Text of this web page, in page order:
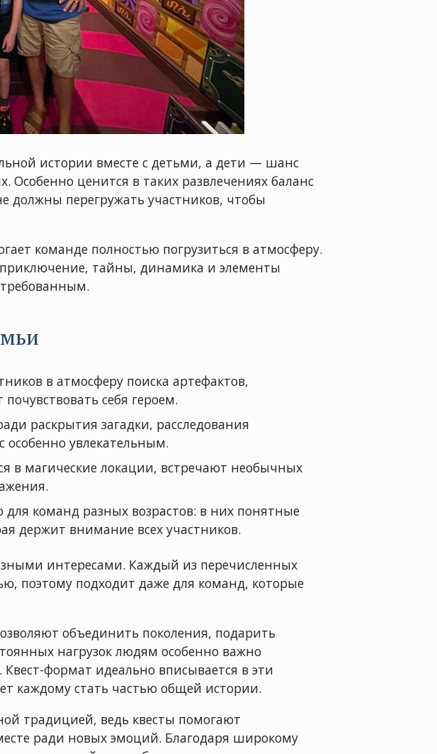
истории вместе с детьми, а дети — шанс
Особенно ценится в таких развлечениях баланс
перегружать участников, чтобы
команде полностью погрузиться в атмосферу.
тайны, динамика и элементы
в атмосферу поиска артефактов,
себя героем.
раскрытия загадки, расследования
особенно увлекательным.
в магические локации, встречают необычных
команд разных возрастов: в них понятные
держит внимание всех участников.
интересами. Каждый из перечисленных
поэтому подходит даже для команд, которые
объединить поколения, подарить
нагрузок людям особенно важно
формат идеально вписывается в эти
каждому стать частью общей истории.
традицией, ведь квесты помогают
ради новых эмоций. Благодаря широкому